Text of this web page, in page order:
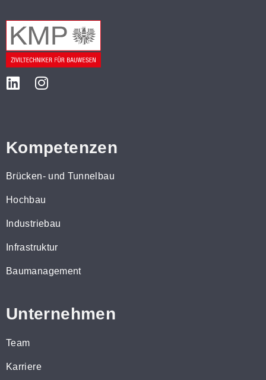
Kompetenzen
Brücken- und Tunnelbau
Hochbau
Industriebau
Infrastruktur
Baumanagement
Unternehmen
Team
Karriere